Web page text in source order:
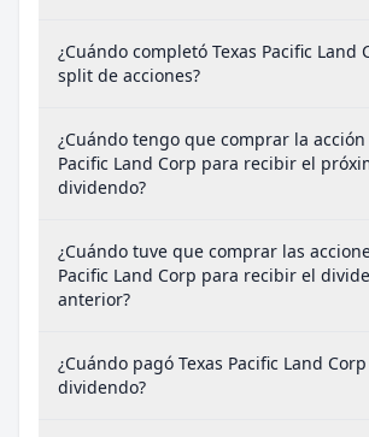
¿Cuándo completó Texas Pacific Land
split de acciones?
¿Cuándo tengo que comprar la acción
Pacific Land Corp para recibir el
dividendo?
¿Cuándo tuve que comprar las
Pacific Land Corp para recibir el
anterior?
¿Cuándo pagó Texas Pacific Land
dividendo?